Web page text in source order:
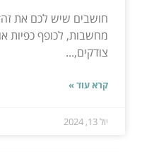
חושבים שיש לכם את
מחשבות, לכופף כפיות
צודקים,...
קרא עוד »
יול 13, 2024